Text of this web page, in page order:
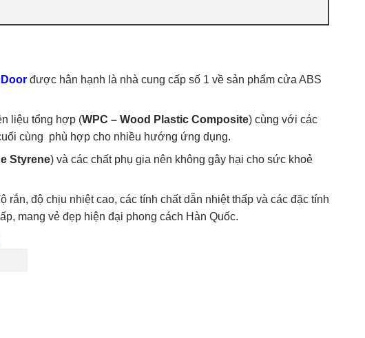
được hân hạnh là nhà cung cấp số 1 về sản phẩm cửa ABS
liệu tổng hợp (WPC – Wood Plastic Composite) cùng với các
cùng phù hợp cho nhiều hướng ứng dụng.
Styrene) và các chất phụ gia nên không gây hại cho sức khoẻ
độ chịu nhiệt cao, các tính chất dẫn nhiệt thấp và các đặc tính
mang vẻ đẹp hiện đại phong cách Hàn Quốc.